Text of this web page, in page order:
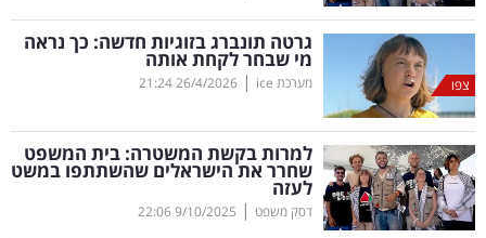
דעות
רכילות
עסקית
קריפטו
ויראלי
צפו
גרטה תונברג בזוגיות חדשה: כך נראה
מי שבחר לקחת אותה
מערכת ice |
26/4/2026
21:24
למרות בקשת המשטרה: בית המשפט
שחרר את הישראלים שהשתתפו במשט
לעזה
דסק משפט |
9/10/2025
22:06